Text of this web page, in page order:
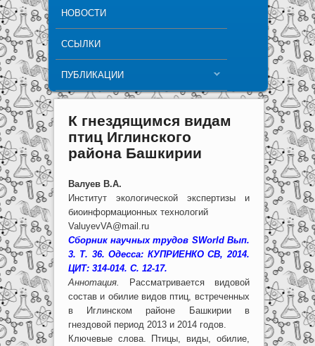
НОВОСТИ
ССЫЛКИ
ПУБЛИКАЦИИ
К гнездящимся видам
птиц Иглинского
района Башкирии
Валуев В.А.
Институт экологической экспертизы и
биоинформационных технологий
ValuyevVA@mail.ru
Сборник научных трудов SWorld Вып.
3. Т. 36. Одесса: КУПРИЕНКО СВ, 2014.
ЦИТ: 314-014. С. 12-17.
Аннотация.
Рассматривается видовой
состав и обилие видов птиц, встреченных
в Иглинском районе Башкирии в
гнездовой период 2013 и 2014 годов.
Ключевые слова. Птицы, виды, обилие,